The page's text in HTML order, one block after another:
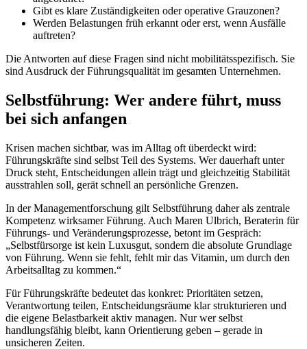
Gibt es klare Zuständigkeiten oder operative Grauzonen?
Werden Belastungen früh erkannt oder erst, wenn Ausfälle
auftreten?
Die Antworten auf diese Fragen sind nicht mobilitätsspezifisch. Sie
sind Ausdruck der Führungsqualität im gesamten Unternehmen.
Selbstführung: Wer andere führt, muss
bei sich anfangen
Krisen machen sichtbar, was im Alltag oft überdeckt wird:
Führungskräfte sind selbst Teil des Systems. Wer dauerhaft unter
Druck steht, Entscheidungen allein trägt und gleichzeitig Stabilität
ausstrahlen soll, gerät schnell an persönliche Grenzen.
In der Managementforschung gilt Selbstführung daher als zentrale
Kompetenz wirksamer Führung. Auch Maren Ulbrich, Beraterin für
Führungs- und Veränderungsprozesse, betont im Gespräch:
„Selbstfürsorge ist kein Luxusgut, sondern die absolute Grundlage
von Führung. Wenn sie fehlt, fehlt mir das Vitamin, um durch den
Arbeitsalltag zu kommen.“
Für Führungskräfte bedeutet das konkret: Prioritäten setzen,
Verantwortung teilen, Entscheidungsräume klar strukturieren und
die eigene Belastbarkeit aktiv managen. Nur wer selbst
handlungsfähig bleibt, kann Orientierung geben – gerade in
unsicheren Zeiten.